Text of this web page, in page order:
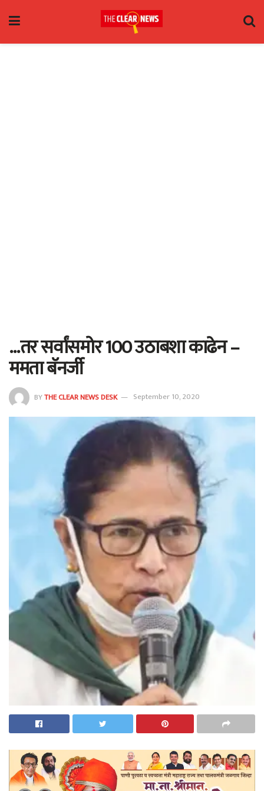
…तर सर्वांसमोर 100 उठाबशा काढेन –
ममता बॅनर्जी
BYTHE CLEAR NEWS DESK September 10, 2020